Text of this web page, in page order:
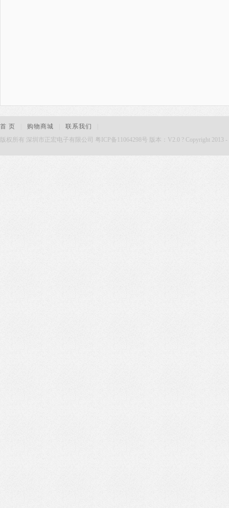
首 页 购物商城 联系我们
版权所有 深圳市正宏电子有限公司 粤ICP备11064298号 版本：V2.0 ? Copyright 2013 -